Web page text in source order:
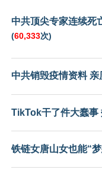
中共顶尖专家连续死
(60,333次)
中共销毁疫情资料 亲
TikTok干了件大蠢事
铁链女唐山女也能“